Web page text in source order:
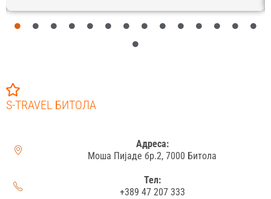
S-TRAVEL БИТОЛА
Адреса:
Моша Пијаде бр.2, 7000 Битола
Тел:
+389 47 207 333